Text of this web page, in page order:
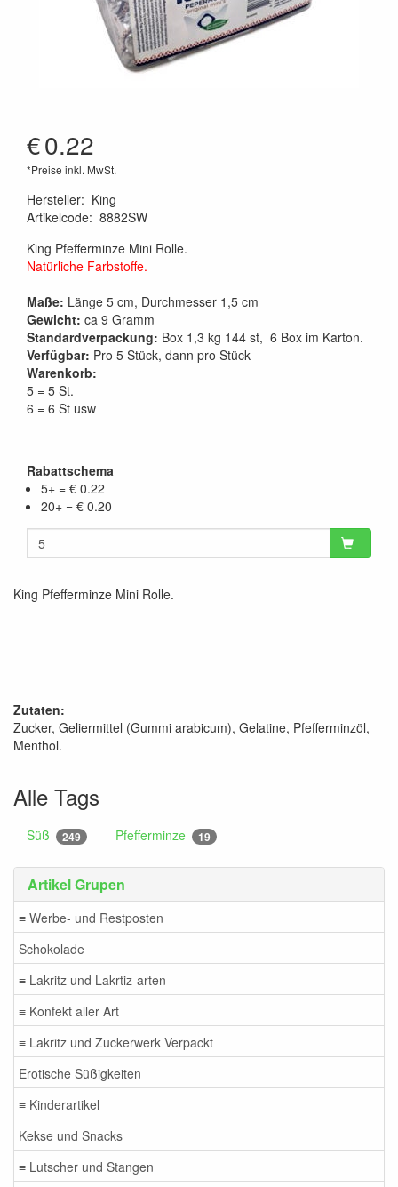
Artikel Grupen
≡ Werbe- und Restposten
Schokolade
≡ Lakritz und Lakrtiz-arten
≡ Konfekt aller Art
≡ Lakritz und Zuckerwerk Verpackt
Erotische Süßigkeiten
≡ Kinderartikel
Kekse und Snacks
≡ Lutscher und Stangen
€0.22
*Preise inkl. MwSt.
Hersteller: King
Artikelcode: 8882SW
King Pfefferminze Mini Rolle.
Natürliche Farbstoffe.
Maße: Länge 5 cm, Durchmesser 1,5 cm
Gewicht: ca 9 Gramm
Standardverpackung: Box 1,3 kg 144 st, 6 Box im Karton.
Verfügbar: Pro 5 Stück, dann pro Stück
Warenkorb:
5 = 5 St.
6 = 6 St usw
Rabattschema
5+ = € 0.22
20+ = € 0.20
King Pfefferminze Mini Rolle.
Zutaten:
Zucker, Geliermittel (Gummi arabicum), Gelatine, Pfefferminzöl,
Menthol.
Alle Tags
Süß 249 Pfefferminze 19